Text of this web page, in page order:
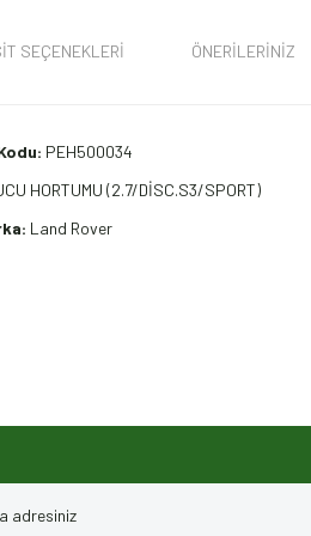
SEÇENEKLERI ÖNERILERINIZ
PEH500034
HORTUMU (2.7/DİSC.S3/SPORT)
Land Rover